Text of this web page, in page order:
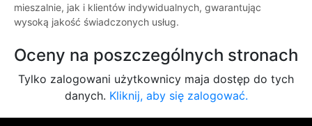
mieszalnie, jak i klientów indywidualnych, gwarantując
wysoką jakość świadczonych usług.
Oceny na poszczególnych stronach
Tylko zalogowani użytkownicy maja dostęp do tych
danych. Kliknij, aby się zalogować.